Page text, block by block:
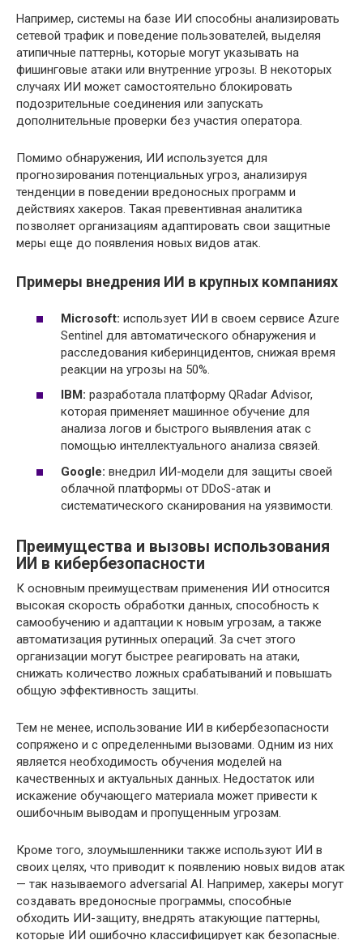
Например, системы на базе ИИ способны анализировать
сетевой трафик и поведение пользователей, выделяя
атипичные паттерны, которые могут указывать на
фишинговые атаки или внутренние угрозы. В некоторых
случаях ИИ может самостоятельно блокировать
подозрительные соединения или запускать
дополнительные проверки без участия оператора.
Помимо обнаружения, ИИ используется для
прогнозирования потенциальных угроз, анализируя
тенденции в поведении вредоносных программ и
действиях хакеров. Такая превентивная аналитика
позволяет организациям адаптировать свои защитные
меры еще до появления новых видов атак.
Примеры внедрения ИИ в крупных компаниях
Microsoft: использует ИИ в своем сервисе Azure
Sentinel для автоматического обнаружения и
расследования киберинцидентов, снижая время
реакции на угрозы на 50%.
IBM: разработала платформу QRadar Advisor,
которая применяет машинное обучение для
анализа логов и быстрого выявления атак с
помощью интеллектуального анализа связей.
Google: внедрил ИИ-модели для защиты своей
облачной платформы от DDoS-атак и
систематического сканирования на уязвимости.
Преимущества и вызовы использования
ИИ в кибербезопасности
К основным преимуществам применения ИИ относится
высокая скорость обработки данных, способность к
самообучению и адаптации к новым угрозам, а также
автоматизация рутинных операций. За счет этого
организации могут быстрее реагировать на атаки,
снижать количество ложных срабатываний и повышать
общую эффективность защиты.
Тем не менее, использование ИИ в кибербезопасности
сопряжено и с определенными вызовами. Одним из них
является необходимость обучения моделей на
качественных и актуальных данных. Недостаток или
искажение обучающего материала может привести к
ошибочным выводам и пропущенным угрозам.
Кроме того, злоумышленники также используют ИИ в
своих целях, что приводит к появлению новых видов атак
— так называемого adversarial AI. Например, хакеры могут
создавать вредоносные программы, способные
обходить ИИ-защиту, внедрять атакующие паттерны,
которые ИИ ошибочно классифицирует как безопасные.